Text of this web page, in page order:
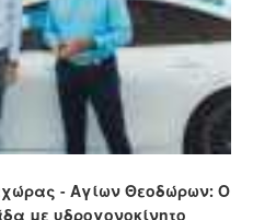
- Αγίων Θεοδώρων: Ο
με υδρογονοκίνητο